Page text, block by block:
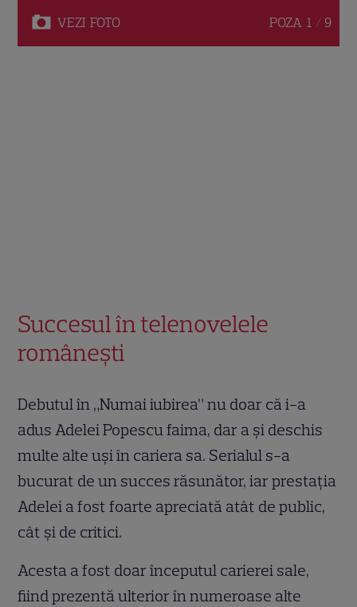
VEZI FOTO POZA 1 / 9
Succesul în telenovelele
românești
Debutul în „Numai iubirea” nu doar că i-a
adus Adelei Popescu faima, dar a și deschis
multe alte uși în cariera sa. Serialul s-a
bucurat de un succes răsunător, iar prestația
Adelei a fost foarte apreciată atât de public,
cât și de critici.
Acesta a fost doar începutul carierei sale,
fiind prezentă ulterior în numeroase alte